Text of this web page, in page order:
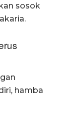
sosok
hamba